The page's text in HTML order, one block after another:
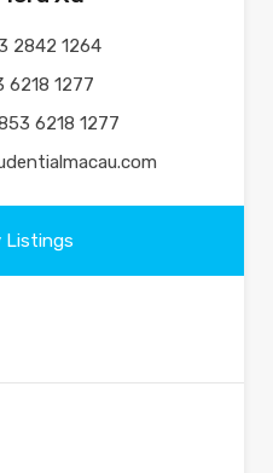
2842 1264
6218 1277
6218 1277
Listings